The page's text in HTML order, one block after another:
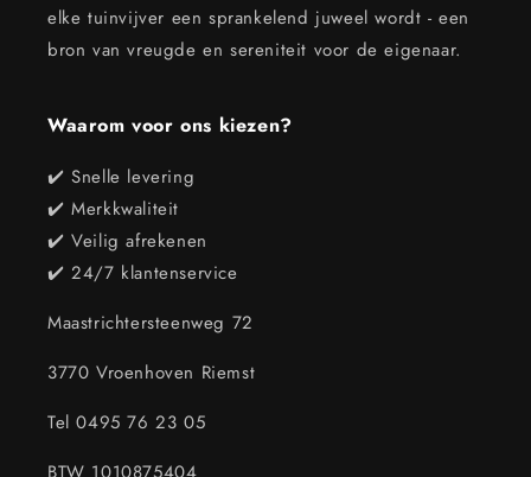
elke tuinvijver een sprankelend juweel wordt - een
bron van vreugde en sereniteit voor de eigenaar.
Waarom voor ons kiezen?
✔️ Snelle levering
✔️ Merkkwaliteit
✔️ Veilig afrekenen
✔️ 24/7 klantenservice
Maastrichtersteenweg 72
3770 Vroenhoven Riemst
Tel 0495 76 23 05